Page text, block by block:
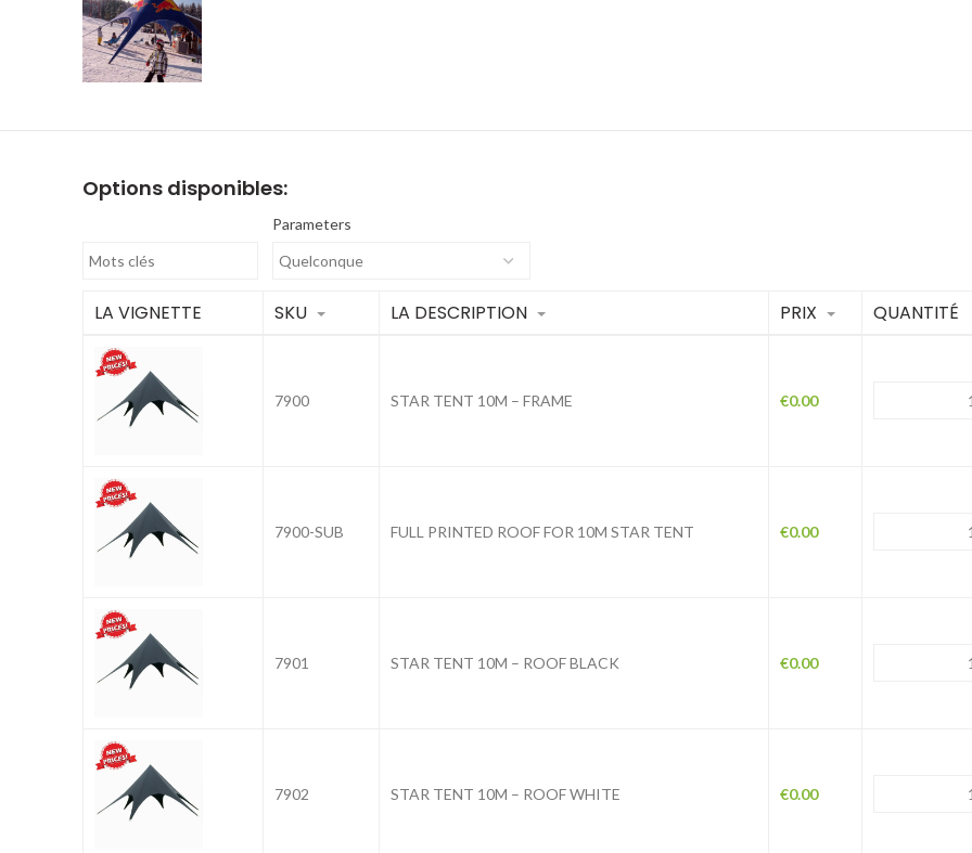
Options disponibles:
Parameters
LA VIGNETTE SKU LA DESCRIPTION PRIX QUANTITÉ
7900 STAR TENT 10M – FRAME €0.00
7900-SUB FULL PRINTED ROOF FOR 10M STAR TENT €0.00
7901 STAR TENT 10M – ROOF BLACK €0.00
7902 STAR TENT 10M – ROOF WHITE €0.00